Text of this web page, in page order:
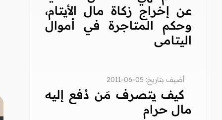
عن إخراج زكاة مال الأيتام،
وحكم المتاجرة في أموال
اليتامى
أضيف بتاريخ: 05-06-2011
كيف يتصرف مَن دُفع إليه
مال حرام